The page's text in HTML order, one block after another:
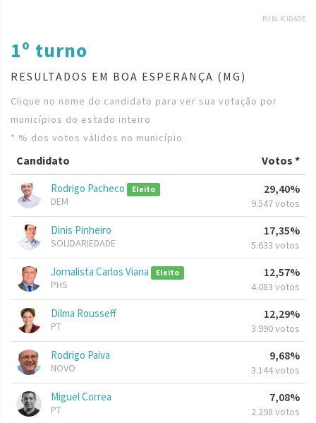
PUBLICIDADE
1º turno
RESULTADOS EM BOA ESPERANÇA (MG)
Clique no nome do candidato para ver sua votação por
municípios do estado inteiro
* % dos votos válidos no município
Candidato Votos *
Rodrigo Pacheco Eleito
DEM
29,40%
9.547 votos
Dinis Pinheiro
SOLIDARIEDADE
17,35%
5.633 votos
Jornalista Carlos Viana Eleito
PHS
12,57%
4.083 votos
Dilma Rousseff
PT
12,29%
3.990 votos
Rodrigo Paiva
NOVO
9,68%
3.144 votos
Miguel Correa
PT
7,08%
2.298 votos